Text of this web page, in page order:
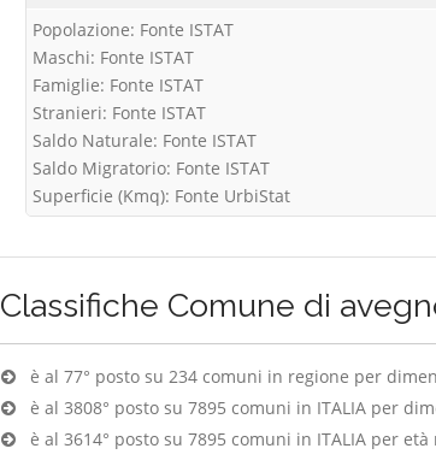
Popolazione: Fonte ISTAT
Maschi: Fonte ISTAT
Famiglie: Fonte ISTAT
Stranieri: Fonte ISTAT
Saldo Naturale: Fonte ISTAT
Saldo Migratorio: Fonte ISTAT
Superficie (Kmq): Fonte UrbiStat
Classifiche Comune di
è al 77° posto su 234 comuni in regione per
è al 3808° posto su 7895 comuni in ITALIA per
è al 3614° posto su 7895 comuni in ITALIA per età